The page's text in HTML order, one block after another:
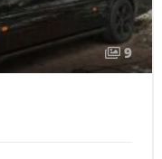
9